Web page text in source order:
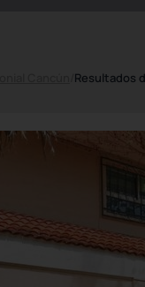
Resultados